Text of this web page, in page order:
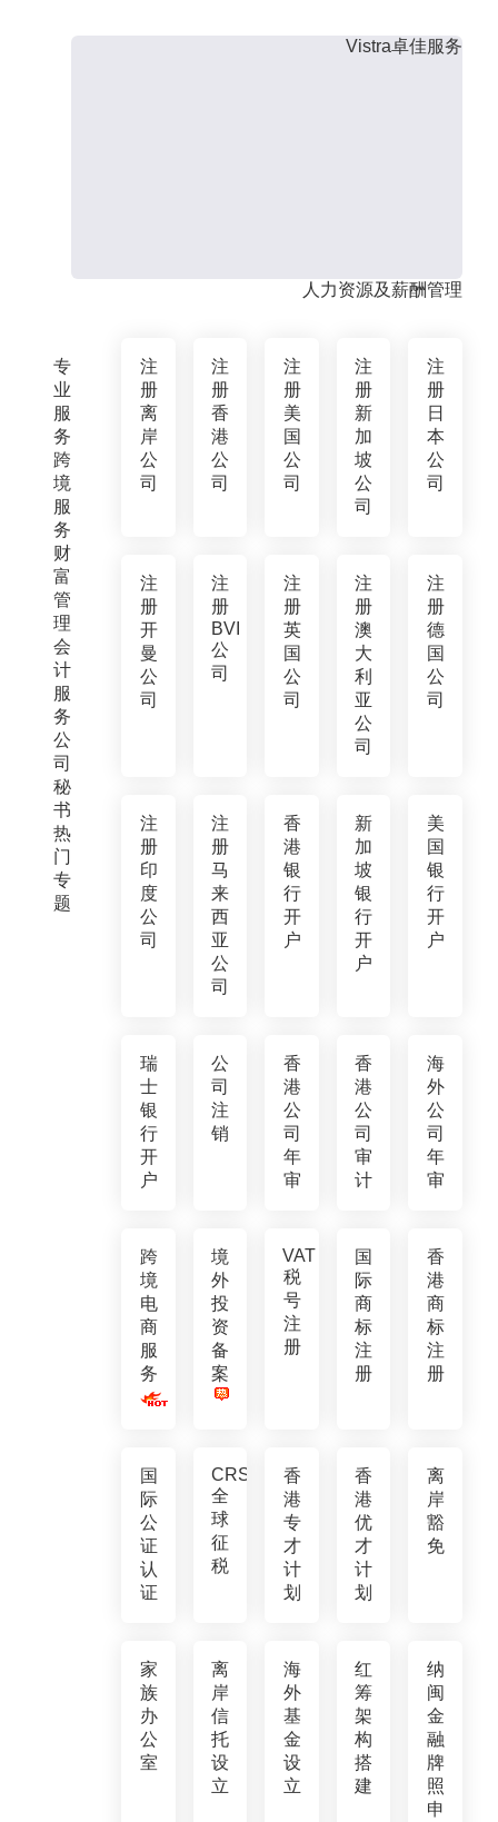
专
业
服
务
跨
境
服
务
财
富
管
理
会
计
服
务
公
司
秘
书
热
门
专
题
Vistra卓佳服务
人力资源及薪酬管理
注
册
离
岸
公
司
注
册
香
港
公
司
注
册
美
国
公
司
注
册
新
加
坡
公
司
注
册
日
本
公
司
注
册
开
曼
公
司
注
册
BVI
公
司
注
册
英
国
公
司
注
册
澳
大
利
亚
公
司
注
册
德
国
公
司
注
册
印
度
公
司
注
册
马
来
西
亚
公
司
香
港
银
行
开
户
新
加
坡
银
行
开
户
美
国
银
行
开
户
瑞
士
银
行
开
户
公
司
注
销
香
港
公
司
年
审
香
港
公
司
审
计
海
外
公
司
年
审
跨
境
电
商
服
务
境
外
投
资
备
案
VAT
税
号
注
册
国
际
商
标
注
册
香
港
商
标
注
册
国
际
公
证
认
证
CRS
全
球
征
税
香
港
专
才
计
划
香
港
优
才
计
划
离
岸
豁
免
家
族
办
公
室
离
岸
信
托
设
立
海
外
基
金
设
立
红
筹
架
构
搭
建
纳
闽
金
融
牌
照
申